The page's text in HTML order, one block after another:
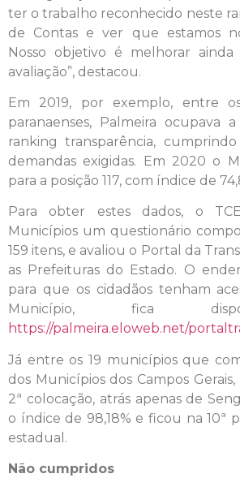
ter o trabalho reconhecido neste
de Contas e ver que estamos
Nosso objetivo é melhorar
avaliação”, destacou.
Em 2019, por exemplo, entre
paranaenses, Palmeira ocupava
ranking transparência,
demandas exigidas. Em 2020 o
para a posição 117, com índice de
Para obter estes dados, o
Municípios um questionário
159 itens, e avaliou o Portal da
as Prefeituras do Estado. O
para que os cidadãos tenham
Município, fica
https://palmeira.eloweb.net/
Já entre os 19 municípios que
dos Municípios dos Campos
2ª colocação, atrás apenas de
o índice de 98,18% e ficou na 10ª
estadual.
Não cumpridos